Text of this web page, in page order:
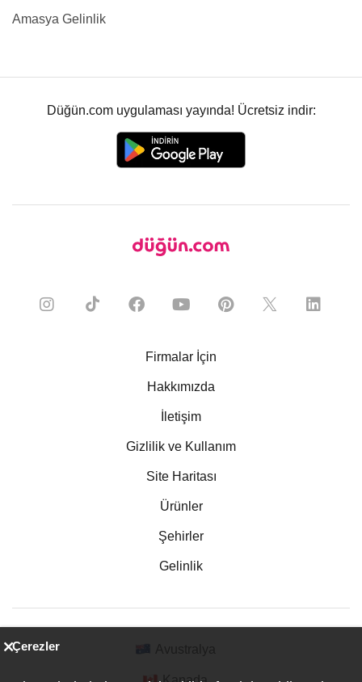
Amasya Gelinlik
Düğün.com uygulaması yayında! Ücretsiz indir:
Firmalar İçin
Hakkımızda
İletişim
Gizlilik ve Kullanım
Site Haritası
Ürünler
Şehirler
Gelinlik
Çerezler